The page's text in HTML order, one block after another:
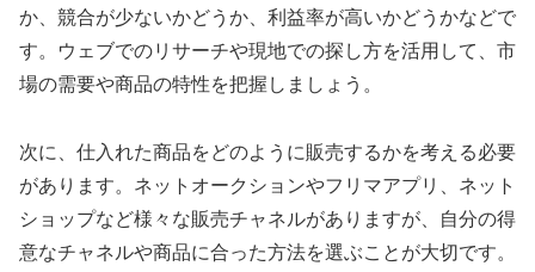
か、競合が少ないかどうか、利益率が高いかどうかなどで
す。ウェブでのリサーチや現地での探し方を活用して、市
場の需要や商品の特性を把握しましょう。
次に、仕入れた商品をどのように販売するかを考える必要
があります。ネットオークションやフリマアプリ、ネット
ショップなど様々な販売チャネルがありますが、自分の得
意なチャネルや商品に合った方法を選ぶことが大切です。